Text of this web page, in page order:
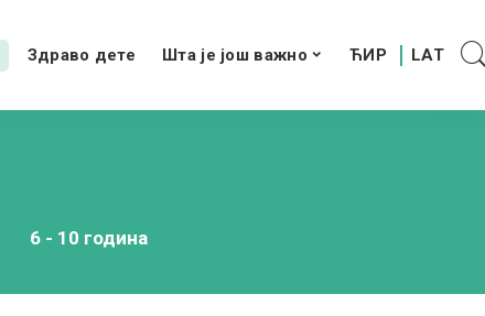
Здраво дете Шта је још важно
6 - 10 година